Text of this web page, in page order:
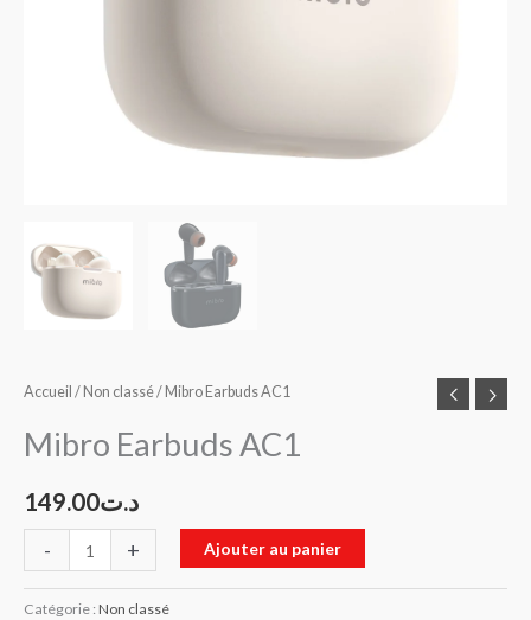
Accueil / Non classé/ Mibro Earbuds AC1
Mibro Earbuds AC1
د.ت149.00
- + Ajouter au panier
Catégorie : Non classé